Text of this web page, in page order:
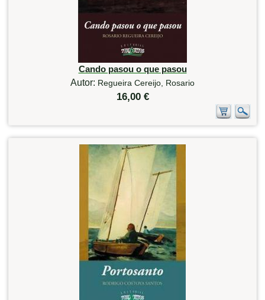
Cando pasou o que pasou
Autor: Regueira Cereijo, Rosario
16,00 €